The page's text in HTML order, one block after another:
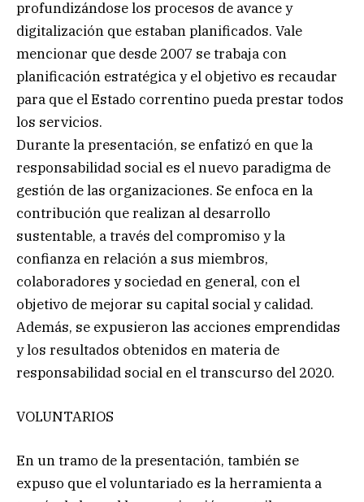
profundizándose los procesos de avance y
digitalización que estaban planificados. Vale
mencionar que desde 2007 se trabaja con
planificación estratégica y el objetivo es recaudar
para que el Estado correntino pueda prestar todos
los servicios.
Durante la presentación, se enfatizó en que la
responsabilidad social es el nuevo paradigma de
gestión de las organizaciones. Se enfoca en la
contribución que realizan al desarrollo
sustentable, a través del compromiso y la
confianza en relación a sus miembros,
colaboradores y sociedad en general, con el
objetivo de mejorar su capital social y calidad.
Además, se expusieron las acciones emprendidas
y los resultados obtenidos en materia de
responsabilidad social en el transcurso del 2020.
VOLUNTARIOS
En un tramo de la presentación, también se
expuso que el voluntariado es la herramienta a